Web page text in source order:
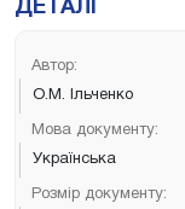
ДЕТАЛІ
Автор:
О.М. Ільченко
Мова документу:
Українська
Розмір документу: